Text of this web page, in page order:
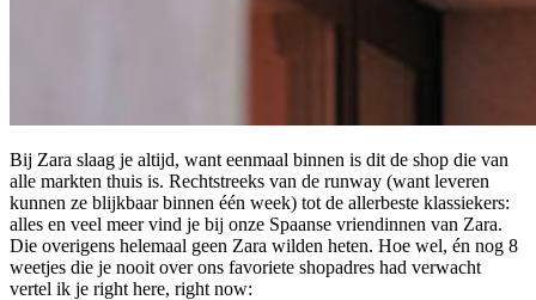
Bij Zara slaag je altijd, want eenmaal binnen is dit de shop die van
alle markten thuis is. Rechtstreeks van de runway (want leveren
kunnen ze blijkbaar binnen één week) tot de allerbeste klassiekers:
alles en veel meer vind je bij onze Spaanse vriendinnen van Zara.
Die overigens helemaal geen Zara wilden heten. Hoe wel, én nog 8
weetjes die je nooit over ons favoriete shopadres had verwacht
vertel ik je right here, right now: